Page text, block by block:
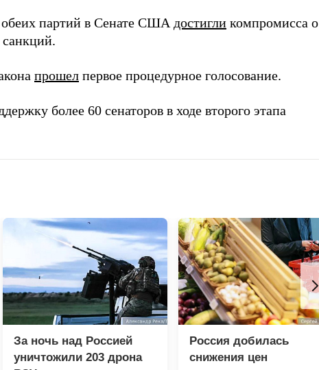
партий в Сенате СШАдостигли компромисса о
прошел первое процедурное голосование.
более 60 сенаторов в ходе второго этапа
За ночь над Россией
уничтожили 203 дрона
Россия добилась
снижения цен